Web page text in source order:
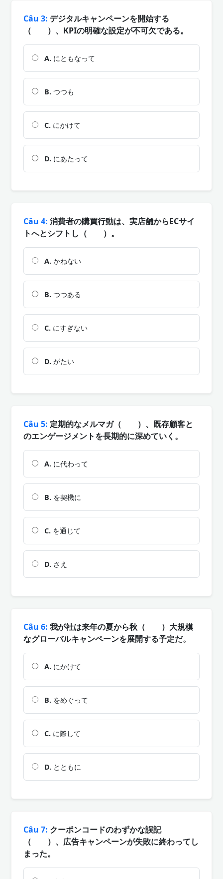
Câu 3: デジタルキャンペーンを開始する
（ ）、KPIの明確な設定が不可欠である。
A. にともなって
B. つつも
C. にかけて
D. にあたって
Câu 4: 消費者の購買行動は、実店舗からECサイ
トへとシフトし（ ）。
A. かねない
B. つつある
C. にすぎない
D. がたい
Câu 5: 定期的なメルマガ（ ）、既存顧客と
のエンゲージメントを長期的に深めていく。
A. に代わって
B. を契機に
C. を通じて
D. さえ
Câu 6: 我が社は来年の夏から秋（ ）大規模
なグローバルキャンペーンを展開する予定だ。
A. にかけて
B. をめぐって
C. に際して
D. とともに
Câu 7: クーポンコードのわずかな誤記
（ ）、広告キャンペーンが失敗に終わってし
まった。